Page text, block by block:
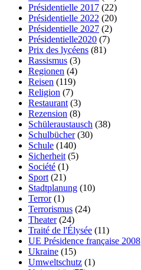
Présidentielle 2017 (22)
Présidentielle 2022 (20)
Présidentielle 2027 (2)
Présidentielle2020 (7)
Prix des lycéens (81)
Rassismus (3)
Regionen (4)
Reisen (119)
Religion (7)
Restaurant (3)
Rezension (8)
Schüleraustausch (38)
Schulbücher(30)
Schule (140)
Sicherheit (5)
Société (1)
Sport (21)
Stadtplanung (10)
Terror(1)
Terrorismus (24)
Theater(24)
Traité de l'Élysée (11)
UE Présidence française 2008
Ukraine (15)
Umweltschutz (1)